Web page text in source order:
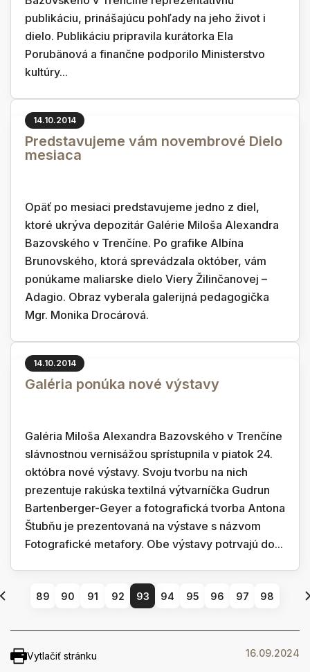
publikáciu, prinášajúcu pohľady na jeho život i
dielo. Publikáciu pripravila kurátorka Ela
Porubänová a finančne podporilo Ministerstvo
kultúry...
14.10.2014
Predstavujeme vám novembrové Dielo
mesiaca
Opäť po mesiaci predstavujeme jedno z diel,
ktoré ukrýva depozitár Galérie Miloša Alexandra
Bazovského v Trenčíne. Po grafike Albína
Brunovského, ktorá sprevádzala október, vám
ponúkame maliarske dielo Viery Žilinčanovej –
Adagio. Obraz vyberala galerijná pedagogička
Mgr. Monika Drocárová.
14.10.2014
Galéria ponúka nové výstavy
Galéria Miloša Alexandra Bazovského v Trenčíne
slávnostnou vernisážou sprístupnila v piatok 24.
októbra nové výstavy. Svoju tvorbu na nich
prezentuje rakúska textilná výtvarníčka Gudrun
Bartenberger-Geyer a fotografická tvorba Antona
Štubňu je prezentovaná na výstave s názvom
Fotografické metafory. Obe výstavy potrvajú do...
89 90 91 92 93 94 95 96 97 98
Vytlačiť stránku 16.09.2024